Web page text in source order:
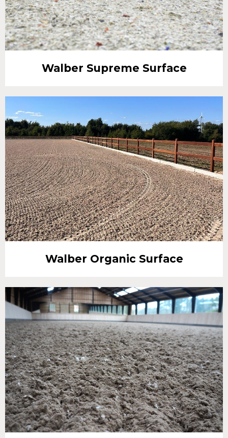
Walber Supreme Surface
Walber Organic Surface